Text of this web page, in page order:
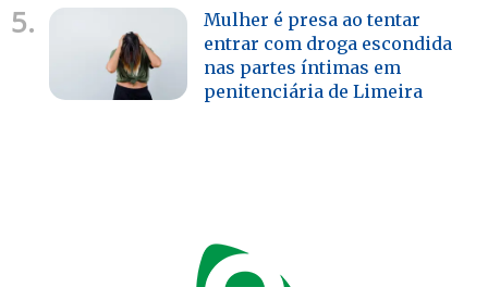
5.
Mulher é presa ao tentar
entrar com droga escondida
nas partes íntimas em
penitenciária de Limeira